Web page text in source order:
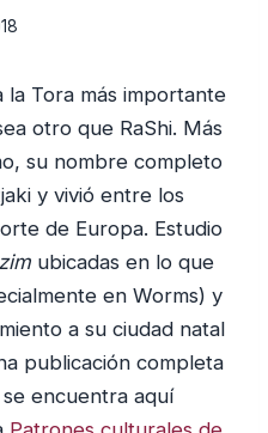
la Tora más importante
otro que RaShi. Más
su nombre completo
y vivió entre los
de Europa. Estudio
ubicadas en lo que
en Worms) y
a su ciudad natal
publicación completa
encuentra aquí